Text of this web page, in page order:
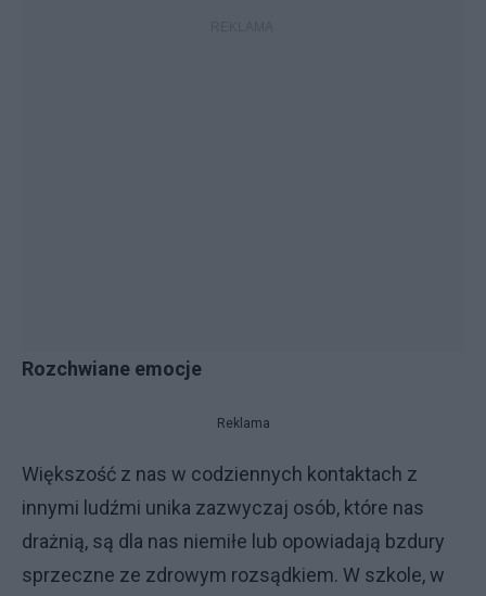
Rozchwiane emocje
Reklama
Większość z nas w codziennych kontaktach z
innymi ludźmi unika zazwyczaj osób, które nas
drażnią, są dla nas niemiłe lub opowiadają bzdury
sprzeczne ze zdrowym rozsądkiem. W szkole, w